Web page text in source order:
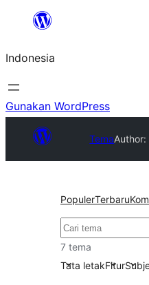
Lewati
konten
Indonesia
Gunakan WordPress
Tema
PopulerTerbaru
Cari
7 tema
Tata letakFitur